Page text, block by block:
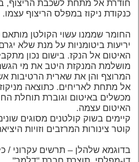
חודרת אל מתחת לשכבת הריצוף,
כנקודת ניקוז במפלס הריצוף עצמו.
החומר שממנו עשוי הקולטן
יריעות ביטומניות על מנת שלא
האיטום אל הנקז. בישום נכון
מושלמת המנקזת היטב את מי
המרוצף והן את שארית הרטיבות
אל מתחת לאריחים. כתוצאה
מכשלים באיטום וגוברת תוחלת
האיטום עצמה.
קיימים בשוק קולטנים מסוגים
קוטר צינורות המרזבים וזויות
בדוגמא שלהלן – תרשים עקרוני /